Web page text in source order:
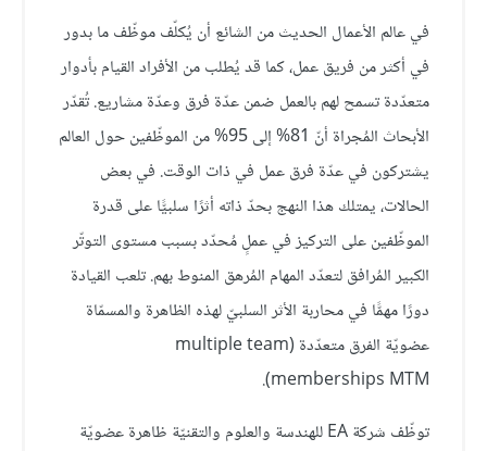
في عالم الأعمال الحديث من الشائع أن يُكلّف موظّف ما بدور
في أكثر من فريق عمل، كما قد يُطلب من الأفراد القيام بأدوار
متعدّدة تسمح لهم بالعمل ضمن عدّة فرق وعدّة مشاريع. تُقدّر
الأبحاث المُجراة أنّ 81% إلى 95% من الموظّفين حول العالم
يشتركون في عدّة فرق عمل في ذات الوقت. في بعض
الحالات، يمتلك هذا النهج بحدّ ذاته أثرًا سلبيًّا على قدرة
الموظّفين على التركيز في عملٍ مُحدّد بسبب مستوى التوتّر
الكبير المُرافق لتعدّد المهام المُرهق المنوط بهم. تلعب القيادة
دورًا مهمًّا في محاربة الأثر السلبيّ لهذه الظاهرة والمسمّاة
عضويّة الفرق متعدّدة (multiple team
memberships MTM).
توظّف شركة EA للهندسة والعلوم والتقنيّة ظاهرة عضويّة